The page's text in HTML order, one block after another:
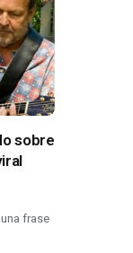
sobre
frase